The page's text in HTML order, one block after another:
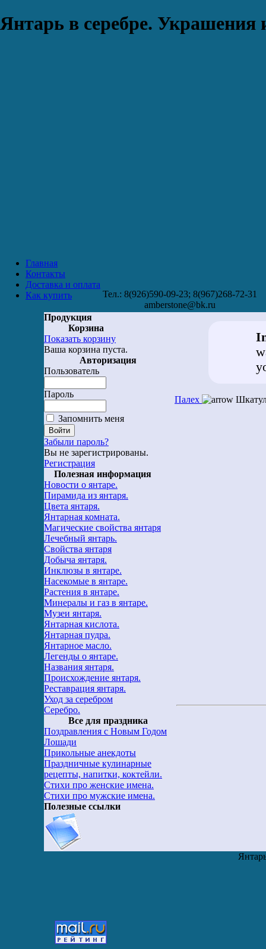
Янтарь в серебре. Украшения
Главная
Контакты
Доставка и оплата
Как купить
Тел.: 8(926)590-09-23; 8(967)268-72-31
amberstone@bk.ru
Продукция
Корзина
Показать корзину
Ваша корзина пуста.
Авторизация
Пользователь
Пароль
Запомнить меня
Забыли пароль?
Вы не зарегистрированы.
Регистрация
Полезная информация
Новости о янтаре.
Пирамида из янтаря.
Цвета янтаря.
Янтарная комната.
Магические свойства янтаря
Лечебный янтарь.
Свойства янтаря
Добыча янтаря.
Инклюзы в янтаре.
Насекомые в янтаре.
Растения в янтаре.
Минералы и газ в янтаре.
Музеи янтаря.
Янтарная кислота.
Янтарная пудра.
Янтарное масло.
Легенды о янтаре.
Названия янтаря.
Происхождение янтаря.
Реставрация янтаря.
Уход за серебром
Серебро.
Все для праздника
Поздравления с Новым Годом
Лошади
Прикольные анекдоты
Праздничные кулинарные
рецепты, напитки, коктейли.
Стихи про женские имена.
Стихи про мужские имена.
Полезные ссылки
Палех